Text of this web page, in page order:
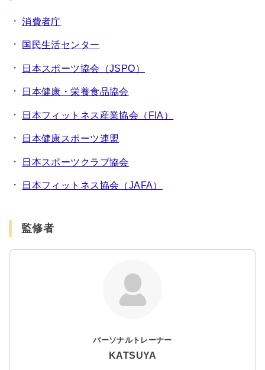
消費者庁
国民生活センター
日本スポーツ協会（JSPO）
日本健康・栄養食品協会
日本フィットネス産業協会（FIA）
日本健康スポーツ連盟
日本スポーツクラブ協会
日本フィットネス協会（JAFA）
監修者
パーソナルトレーナー
KATSUYA